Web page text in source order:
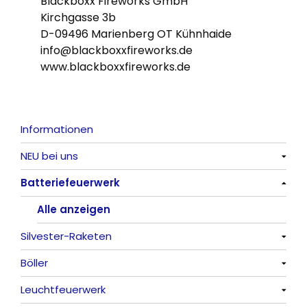
Kirchgasse 3b
D-09496 Marienberg OT Kühnhaide
info@blackboxxfireworks.de
www.blackboxxfireworks.de
Informationen
NEU bei uns
Alle anzeigen
Batteriefeuerwerk
Alle anzeigen
Silvester-Raketen
Alle anzeigen
Böller
Alle anzeigen
Leuchtfeuerwerk